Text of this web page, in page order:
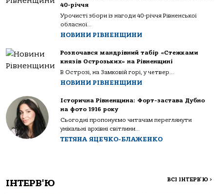
40-річчя
Урочисті збори із нагоди 40-річчя Рівненської
обласної...
НОВИНИ РІВНЕНЩИНИ
Розпочався мандрівний табір «Стежками
князів Острозьких» на Рівненщині
В Острозі, на Замковій горі, у четвер...
НОВИНИ РІВНЕНЩИНИ
Історична Рівненщина: Форт-застава Дубно
на фото 1916 року
Сьогодні пропонуємо читачам переглянути
унікальні архівні світлини...
ТЕТЯНА ЯЦЕЧКО-БЛАЖЕНКО
ІНТЕРВ'Ю ВСІ ІНТЕРВ'Ю >